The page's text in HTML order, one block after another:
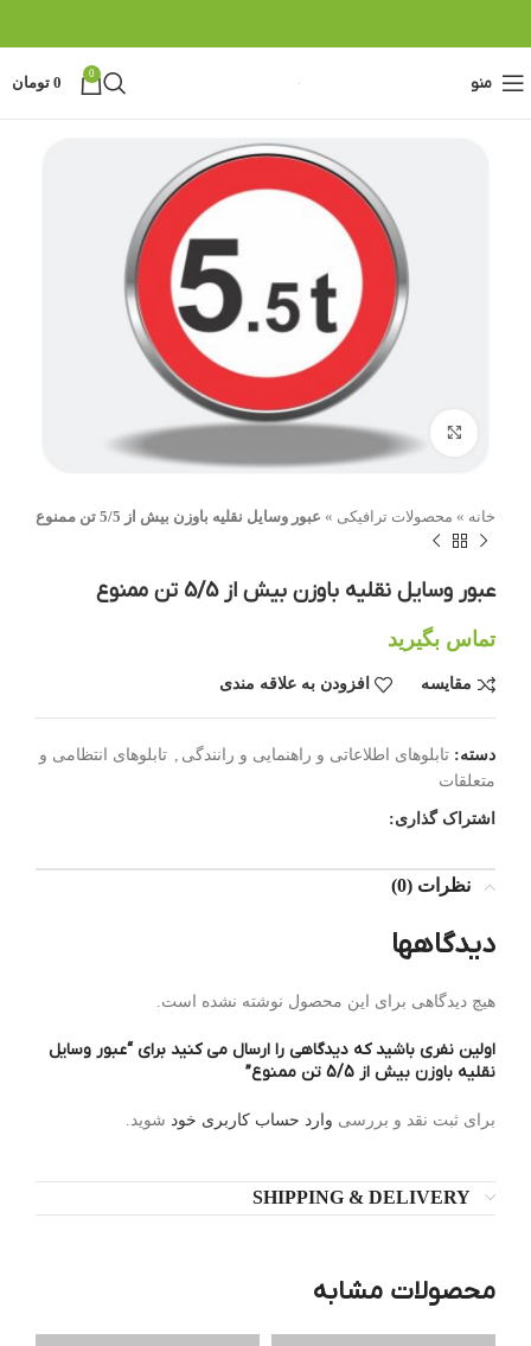
منو 0
0 تومان
بزرگنمایی تصویر
خانه » محصولات ترافیکی » عبور وسایل نقلیه باوزن بیش از 5/5 تن ممنوع
عبور وسایل نقلیه باوزن بیش از 5/5 تن ممنوع
تماس بگیرید
مقایسه افزودن به علاقه مندی
دسته: تابلوهای اطلاعاتی و راهنمایی و رانندگی
تابلوهای انتظامی و
متعلقات
اشتراک گذاری:
نظرات (0)
دیدگاهها
هیچ دیدگاهی برای این محصول نوشته نشده است.
اولین نفری باشید که دیدگاهی را ارسال می کنید برای “عبور وسایل
نقلیه باوزن بیش از 5/5 تن ممنوع”
برای ثبت نقد و بررسی وارد حساب کاربری خود شوید.
SHIPPING & DELIVERY
محصولات مشابه